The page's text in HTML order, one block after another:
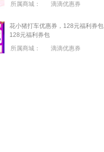
所属商城：
滴滴优惠券
花小猪打车优惠券，128元福利券包
128元福利券包
所属商城：
滴滴优惠券